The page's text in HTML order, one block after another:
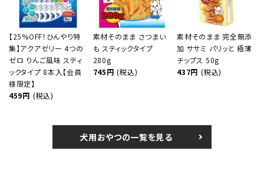
【25%OFF！ひんやり特
集】アクアゼリー 4つの
ゼロ りんご風味 スティ
ックタイプ 8本入【会員
様限定】
459円 (税込)
素材そのまま さつまい
も スティックタイプ
280g
745円 (税込)
素材そのまま 完全無添
加 ササミ パリッと 極薄
チップス 50g
437円 (税込)
犬用おやつの一覧を見る